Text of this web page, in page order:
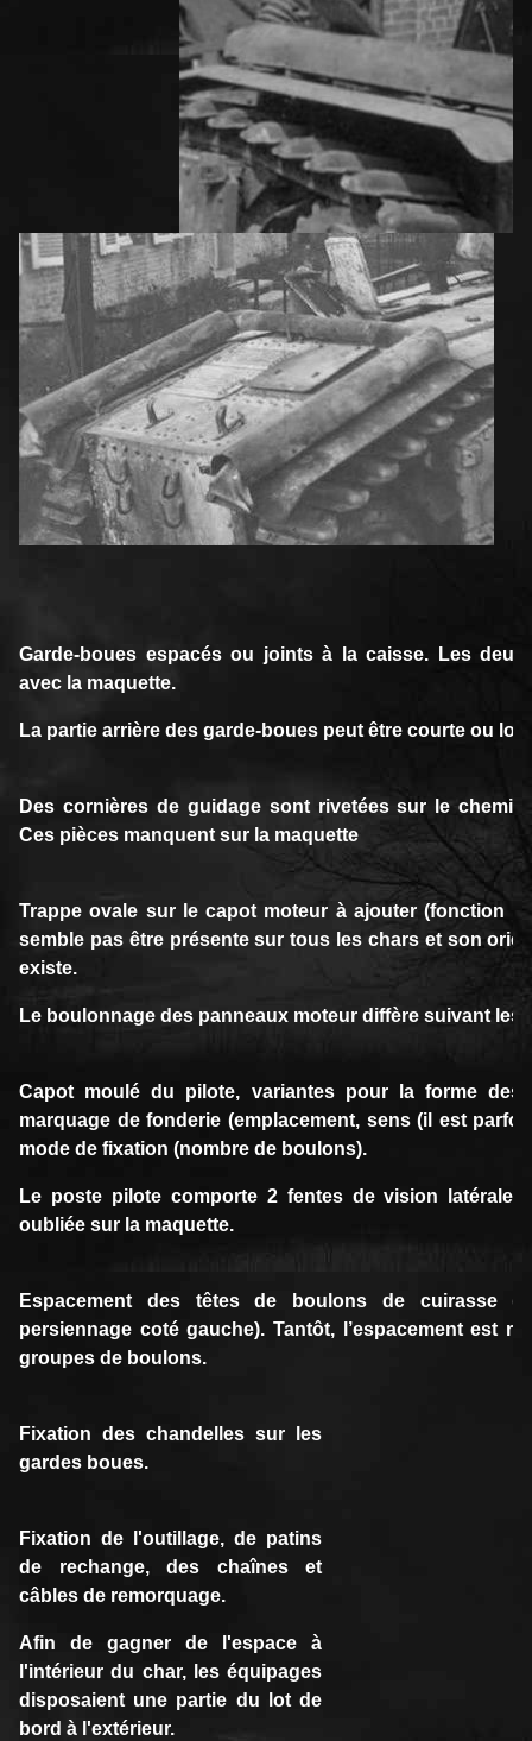
Garde-boues espacés ou joints à la caisse. Les
avec la maquette.
La partie arrière des garde-boues peut être courte ou
Des cornières de guidage sont rivetées sur le
Ces pièces manquent sur la maquette
Trappe ovale sur le capot moteur à ajouter (fonction
semble pas être présente sur tous les chars et son
existe.
Le boulonnage des panneaux moteur diffère suivant les
Capot moulé du pilote, variantes pour la forme
marquage de fonderie (emplacement, sens (il est
mode de fixation (nombre de boulons).
Le poste pilote comporte 2 fentes de vision
oubliée sur la maquette.
Espacement des têtes de boulons de cuirasse
persiennage coté gauche). Tantôt, l’espacement est
groupes de boulons.
Fixation des chandelles sur les
gardes boues.
Fixation de l'outillage, de patins
de rechange, des chaînes et
câbles de remorquage.
Afin de gagner de l'espace à
l'intérieur du char, les équipages
disposaient une partie du lot de
bord à l'extérieur.